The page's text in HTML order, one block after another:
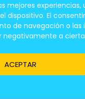
mejores
dispositivo. El
de navegación o las
a
ACEPTAR
sal y el aceite.
con